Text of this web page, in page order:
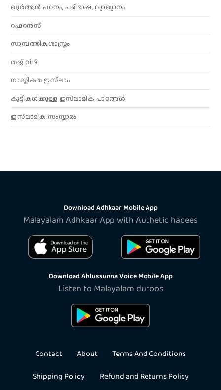
ഖുർആൻ പഠനം, പരിഭാഷ, വ്യാഖ്യാനം
റഫറൻസ്
സാമ്പത്തികശാസ്ത്രം
തജ് വീദ്
നാസ്തികത ഇസ്‌ലാം
കുട്ടികൾക്കുള്ള ഇസ്‌ലാമിക പാഠങ്ങൾ
ഇസ്‌ലാമിക സംസ്കാരം
Download Adhkaar Mobile App
Malayalam Adhkaar App with Authetic hadees
Download Ahlussunna Voice Mobile App
Listen to Malayalam duroos
Contact About
Terms And Conditions
Shipping Policy
Refund and Returns Policy